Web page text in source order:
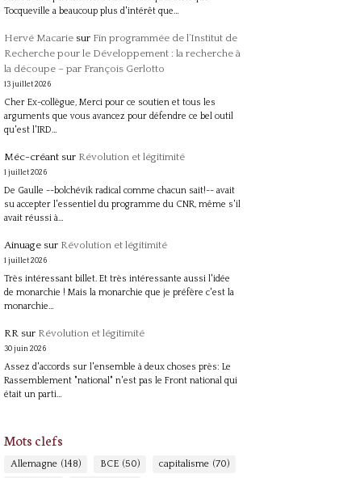
Tocqueville a beaucoup plus d'intérêt que…
Hervé Macariesur Fin programmée de l’Institut de
Recherche pour le Développement : la recherche à
la découpe – par François Gerlotto
13 juillet 2026
Cher Ex-collègue, Merci pour ce soutien et tous les
arguments que vous avancez pour défendre ce bel outil
qu'est l'IRD…
Méc-créantsur Révolution et légitimité
1 juillet 2026
De Gaulle --bolchévik radical comme chacun sait!-- avait
su accepter l'essentiel du programme du CNR, même s'il
avait réussi à…
Ainuagesur Révolution et légitimité
1 juillet 2026
Très intéressant billet. Et très intéressante aussi l'idée
de monarchie ! Mais la monarchie que je préfère c'est la
monarchie…
RR sur Révolution et légitimité
30 juin 2026
Assez d'accords sur l'ensemble à deux choses près: Le
Rassemblement "national" n'est pas le Front national qui
était un parti…
Mots clefs
Allemagne (148) BCE (50) capitalisme (70)